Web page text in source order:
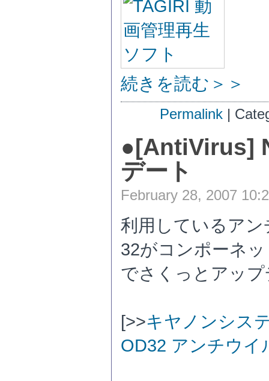
続きを読む＞＞
Permalink |
●[AntiVirus]
デート
February 28, 2007
利用しているア
32がコンポーネ
でさくっとアッ
[>>キヤノンシス
OD32 アンチウイ